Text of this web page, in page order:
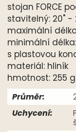
stojan FORCE
stavitelný: 20" -
maximální
minimální
s plastovou
materiál: hliník
hmotnost: 255 g
Průměr:
Uchycení: